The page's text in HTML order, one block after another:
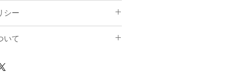
シー
によるご注文のキャンセル・返品は
商品が届いた場合・不良商品・破損
いて